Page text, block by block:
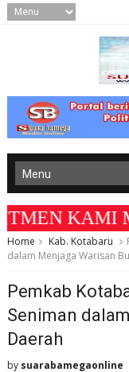
KAMI
Home Kab. Kotabaru
dalam Menjaga Warisan
Pemkab
Seniman
Daerah
by suarabamegaonline